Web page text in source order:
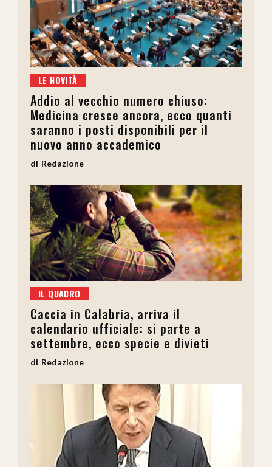
LE NOVITÀ
Addio al vecchio numero chiuso:
Medicina cresce ancora, ecco quanti
saranno i posti disponibili per il
nuovo anno accademico
Redazione
IL QUADRO
Caccia in Calabria, arriva il
calendario ufficiale: si parte a
settembre, ecco specie e divieti
Redazione